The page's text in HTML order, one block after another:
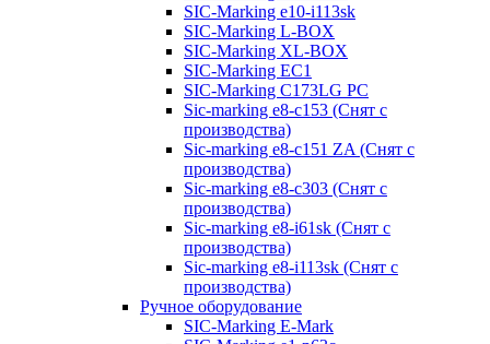
SIC-Marking e10-i113sk
SIC-Marking L-BOX
SIC-Marking XL-BOX
SIC-Marking EC1
SIC-Marking C173LG PC
Sic-marking e8-c153 (Снят с
производства)
Sic-marking e8-c151 ZA (Снят с
производства)
Sic-marking e8-c303 (Снят с
производства)
Sic-marking e8-i61sk (Снят с
производства)
Sic-marking e8-i113sk (Снят с
производства)
Ручное оборудование
SIC-Marking E-Mark